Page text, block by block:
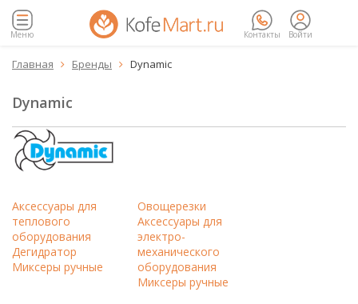
Меню Контакты Войти
Главная  Бренды  Dynamic
Dynamic
Аксессуары для
теплового
оборудования
Дегидратор
Миксеры ручные
Овощерезки
Аксессуары для
электро-
механического
оборудования
Миксеры ручные